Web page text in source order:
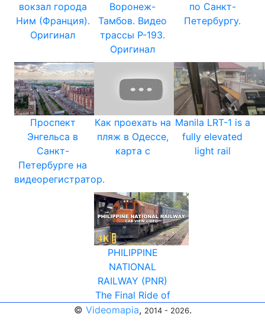
вокзал города
Ним (Франция).
Оригинал
Воронеж-
Тамбов. Видео
трассы Р-193.
Оригинал
по Санкт-
Петербургу.
Проспект
Энгельса в
Санкт-
Петербурге на
видеорегистратор.
Как проехать на
пляж в Одессе,
карта с
Manila LRT-1 is a
fully elevated
light rail
PHILIPPINE
NATIONAL
RAILWAY (PNR)
The Final Ride of
© Videomapia, 2014 - 2026.